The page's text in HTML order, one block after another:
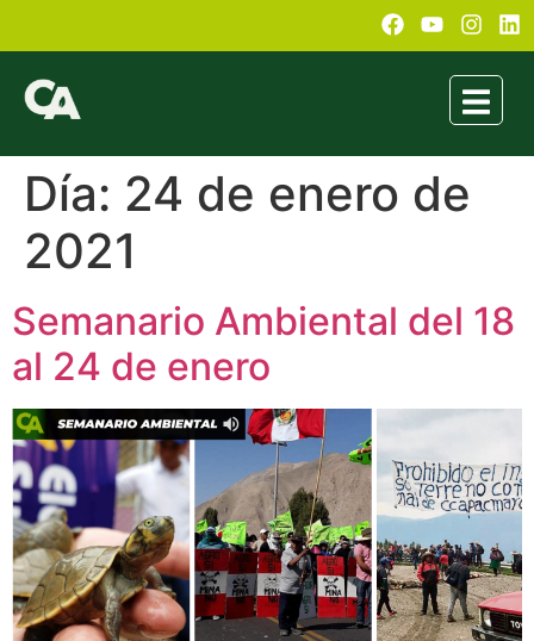
Día: 24 de enero de
2021
Semanario Ambiental del 18
al 24 de enero